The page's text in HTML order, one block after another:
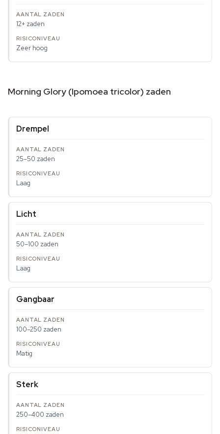
12+ zaden
Zeer hoog
Morning Glory (Ipomoea tricolor) zaden
Drempel
25–50 zaden
Laag
Licht
50–100 zaden
Laag
Gangbaar
100–250 zaden
Matig
Sterk
250–400 zaden